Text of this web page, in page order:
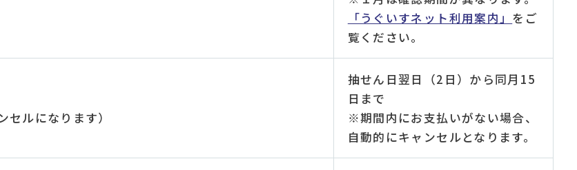
「うぐいすネット利用案内」 をご
覧ください。
セルになります）
抽せん日翌日（2日）から同月15
日まで
※期間内にお支払いがない場合、
自動的にキャンセルとなります。